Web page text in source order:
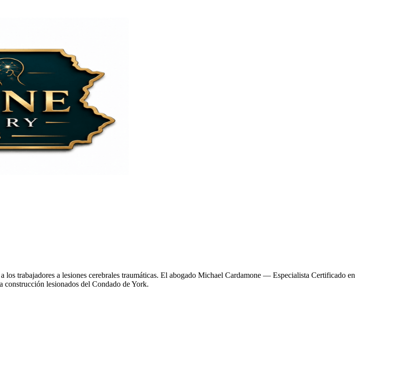
trabajadores a lesiones cerebrales traumáticas. El abogado Michael Cardamone — Especialista Certificado en
lesionados del Condado de York.